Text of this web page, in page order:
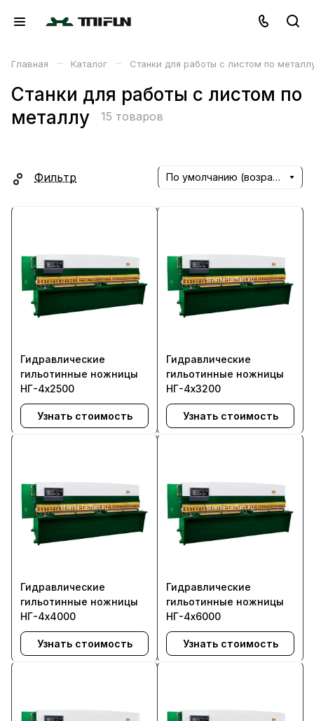
Главная – Каталог – Станки для работы с листом по
Станки для работы с листом по
металлу
15 товаров
Фильтр По умолчанию (возрастание)
Гидравлические
гильотинные ножницы
НГ-4х2500
Узнать стоимость
Гидравлические
гильотинные ножницы
НГ-4х3200
Узнать стоимость
Гидравлические
гильотинные ножницы
НГ-4х4000
Узнать стоимость
Гидравлические
гильотинные ножницы
НГ-4х6000
Узнать стоимость